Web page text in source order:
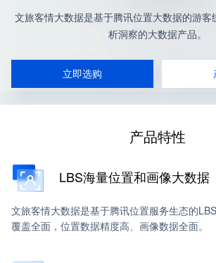
文旅客情大数据是基于腾讯位置大数据的游
析洞察的大数据产品。
立即选购
产品特性
LBS海量位置和画像大数据
文旅客情大数据是基于腾讯位置服务生态的
覆盖全面，位置数据精度高、画像数据全面。